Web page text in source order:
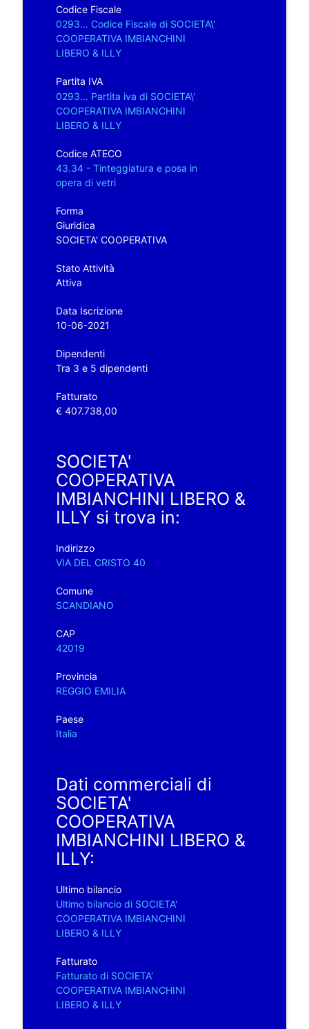
Codice Fiscale
0293... Codice Fiscale di SOCIETA\'
COOPERATIVA IMBIANCHINI
LIBERO & ILLY
Partita IVA
0293... Partita iva di SOCIETA\'
COOPERATIVA IMBIANCHINI
LIBERO & ILLY
Codice ATECO
43.34 - Tinteggiatura e posa in
opera di vetri
Forma
Giuridica
SOCIETA' COOPERATIVA
Stato Attività
Attiva
Data Iscrizione
10-06-2021
Dipendenti
Tra 3 e 5 dipendenti
Fatturato
€ 407.738,00
SOCIETA'
COOPERATIVA
IMBIANCHINI LIBERO &
ILLY si trova in:
Indirizzo
VIA DEL CRISTO 40
Comune
SCANDIANO
CAP
42019
Provincia
REGGIO EMILIA
Paese
Italia
Dati commerciali di
SOCIETA'
COOPERATIVA
IMBIANCHINI LIBERO &
ILLY:
Ultimo bilancio
Ultimo bilancio di SOCIETA'
COOPERATIVA IMBIANCHINI
LIBERO & ILLY
Fatturato
Fatturato di SOCIETA'
COOPERATIVA IMBIANCHINI
LIBERO & ILLY